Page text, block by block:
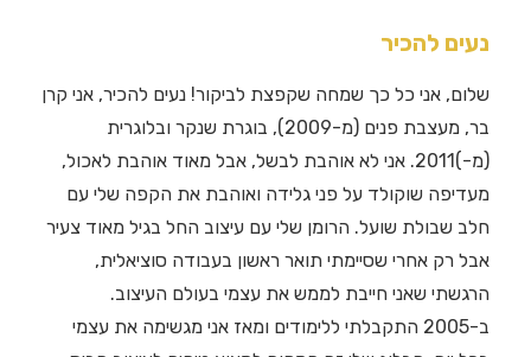
נעים להכיר
שלום, אני כל כך שמחה שקפצת לביקור! נעים להכיר, אני קרן
בר, מעצבת פנים (מ-2009), בוגרת שנקר ובלוגרית
(מ-)2011. אני לא אוהבת לבשל, אבל מאוד אוהבת לאכול,
מעדיפה שוקולד על פני גלידה ואוהבת את הקפה שלי עם
חלב שבולת שועל. הרומן שלי עם עיצוב החל בגיל מאוד צעיר
אבל רק אחרי שסיימתי תואר ראשון בעבודה סוציאלית,
הרגשתי שאני חייבת לממש את עצמי בעולם העיצוב.
ב-2005 התקבלתי ללימודים ומאז אני מגשימה את עצמי